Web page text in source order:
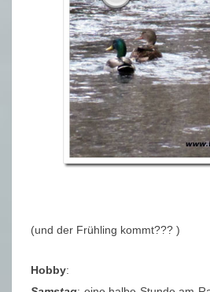
(und der Frühling kommt??? )
Hobby: